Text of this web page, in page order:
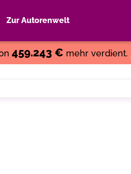
Zur Autorenwelt
459.243 € mehr verdient.